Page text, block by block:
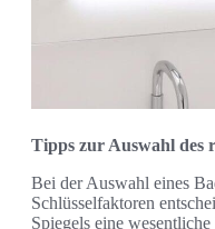
Tipps zur Auswahl des
Bei der Auswahl eines
Schlüsselfaktoren
Spiegels eine